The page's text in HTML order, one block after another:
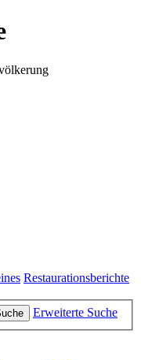
Restaurationsberichte
Erweiterte Suche